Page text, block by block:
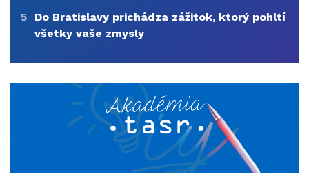
5
Do Bratislavy prichádza zážitok, ktorý pohltí
všetky vaše zmysly